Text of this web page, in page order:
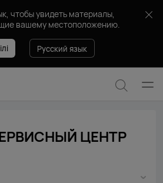
чтобы увидеть материалы,
вашему местоположению.
Русский язык
сайту
ЦЕНТР